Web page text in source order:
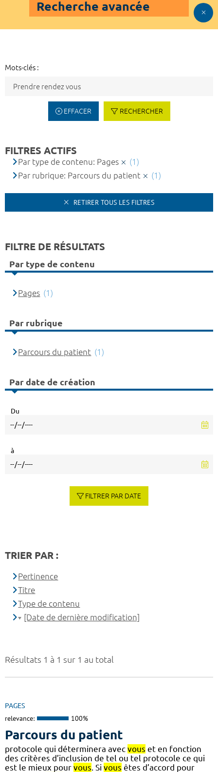
Recherche avancée
Mots-clés :
EFFACER RECHERCHER
Résultats 1 à 1 sur 1 au total
PAGES
relevance: 100%
Parcours du patient
protocole qui déterminera avec vous et en fonction
des critères d’inclusion de tel ou tel protocole ce qui
est le mieux pour vous . Si vous êtes d’accord pour
FILTRES ACTIFS
Par type de contenu: Pages
(1)
Par rubrique: Parcours du patient
(1)
RETIRER TOUS LES FILTRES
FILTRE DE RÉSULTATS
Par type de contenu
Pages (1)
Par rubrique
Parcours du patient (1)
Par date de création
Du
à
FILTRER PAR DATE
TRIER PAR :
Pertinence
Titre
Type de contenu
[Date de dernière modification]